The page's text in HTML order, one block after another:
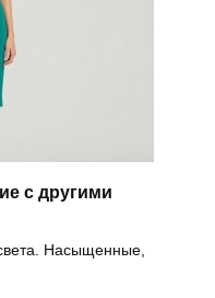
с другими
Насыщенные,